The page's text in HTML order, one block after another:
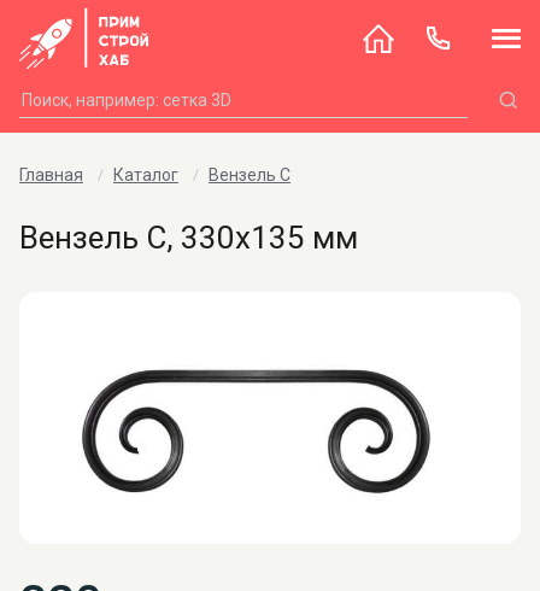
Главная Каталог Вензель С
Вензель С, 330х135 мм